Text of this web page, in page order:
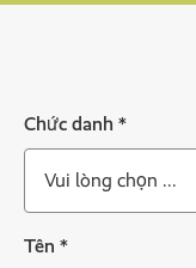
Chức danh *
Tên *